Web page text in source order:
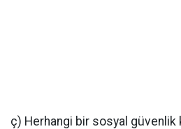
ç) Herhangi bir sosyal